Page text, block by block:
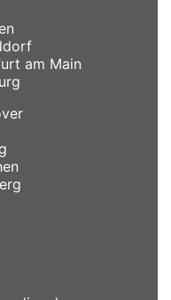
am Main